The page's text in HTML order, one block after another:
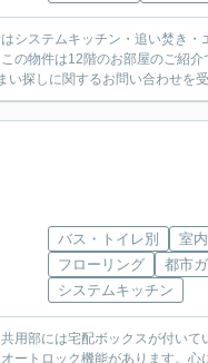
システムキッチン・追い焚き・
の物件は12階のお部屋のご紹介
探しに関するお問い合わせを
バス・トイレ別
室
フローリング
都市
システムキッチン
用部には宅配ボックスが付いて
ートロック機能があります。心